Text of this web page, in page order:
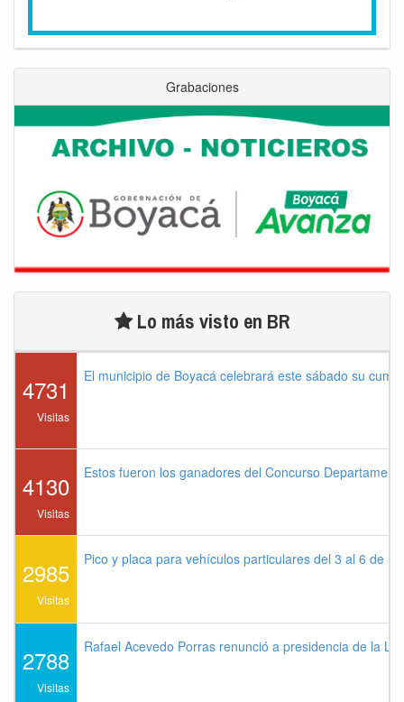
Grabaciones
Lo más visto en BR
4731
Visitas
El municipio de Boyacá celebrará este sábado su
4130
Visitas
Estos fueron los ganadores del Concurso
2985
Visitas
Pico y placa para vehículos particulares del 3 al 6 de
2788
Visitas
Rafael Acevedo Porras renunció a presidencia de la